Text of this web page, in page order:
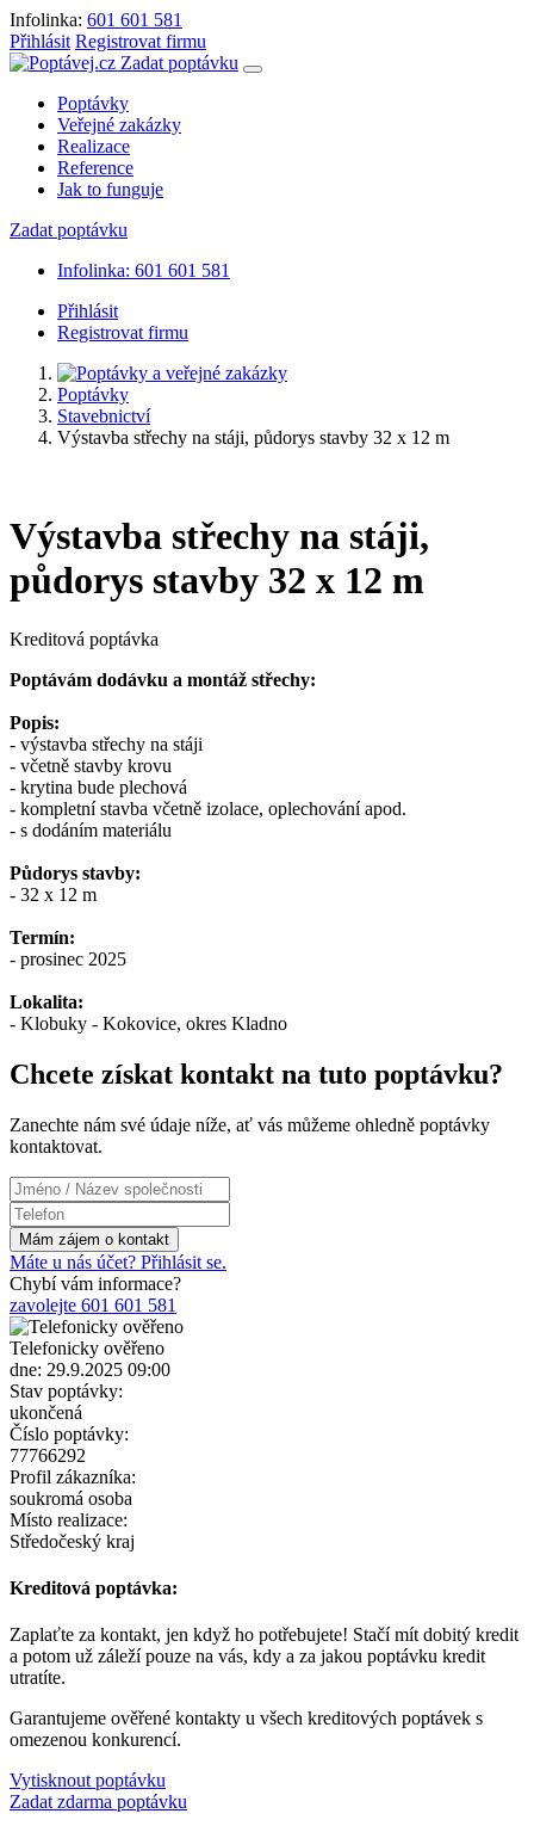
Infolinka: 601 601 581
Přihlásit Registrovat firmu
Zadat poptávku
Poptávky
Veřejné zakázky
Realizace
Reference
Jak to funguje
Zadat poptávku
Infolinka: 601 601 581
Přihlásit
Registrovat firmu
Poptávky
Stavebnictví
Výstavba střechy na stáji, půdorys stavby 32 x 12 m
Výstavba střechy na stáji,
půdorys stavby 32 x 12 m
Kreditová poptávka
Poptávám dodávku a montáž střechy:
Popis:
- výstavba střechy na stáji
- včetně stavby krovu
- krytina bude plechová
- kompletní stavba včetně izolace, oplechování apod.
- s dodáním materiálu
Půdorys stavby:
- 32 x 12 m
Termín:
- prosinec 2025
Lokalita:
- Klobuky - Kokovice, okres Kladno
Chcete získat kontakt na tuto poptávku?
Zanechte nám své údaje níže, ať vás můžeme ohledně poptávky
kontaktovat.
Máte u nás účet? Přihlásit se.
Chybí vám informace?
zavolejte 601 601 581
Telefonicky ověřeno
dne: 29.9.2025 09:00
Stav poptávky:
ukončená
Číslo poptávky:
77766292
Profil zákazníka:
soukromá osoba
Místo realizace:
Středočeský kraj
Kreditová poptávka:
Zaplaťte za kontakt, jen když ho potřebujete! Stačí mít dobitý kredit
a potom už záleží pouze na vás, kdy a za jakou poptávku kredit
utratíte.
Garantujeme ověřené kontakty u všech kreditových poptávek s
omezenou konkurencí.
Vytisknout poptávku
Zadat zdarma poptávku